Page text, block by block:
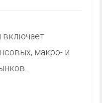
включает
макро- и